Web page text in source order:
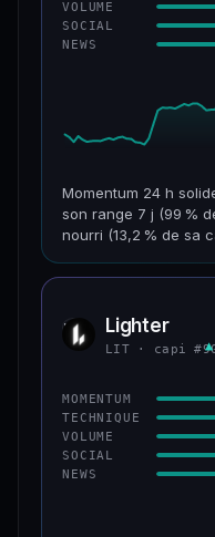
VOLUME
SOCIAL
NEWS
Momentum 24 h
son range 7 j (99 %
nourri (13,2 % de sa
CAP. MARCHÉ
VAR. 7 J
VS ATH
−93,6 %
CONFIANCE
LIT Lighter
LIT · capi
MOMENTUM
TECHNIQUE
VOLUME
SOCIAL
NEWS